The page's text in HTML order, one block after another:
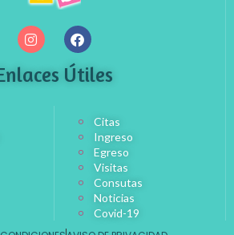
Útiles
Citas
Ingreso
Egreso
Visitas
Consutas
Noticias
Covid-19